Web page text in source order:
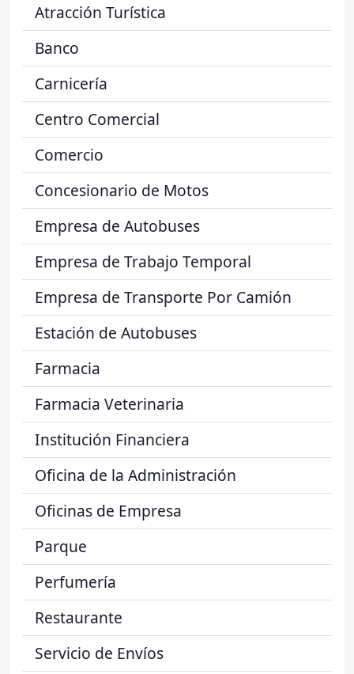
Atracción Turística
Banco
Carnicería
Centro Comercial
Comercio
Concesionario de Motos
Empresa de Autobuses
Empresa de Trabajo Temporal
Empresa de Transporte Por Camión
Estación de Autobuses
Farmacia
Farmacia Veterinaria
Institución Financiera
Oficina de la Administración
Oficinas de Empresa
Parque
Perfumería
Restaurante
Servicio de Envíos